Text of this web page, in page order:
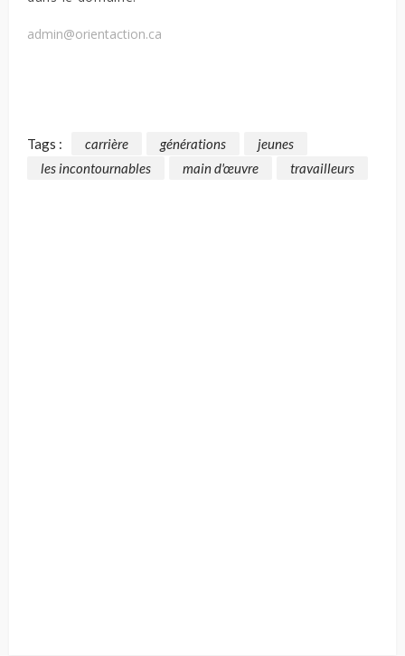
admin@orientaction.ca
Tags : carrière générations
jeunes
les incontournables
main d'œuvre travailleurs